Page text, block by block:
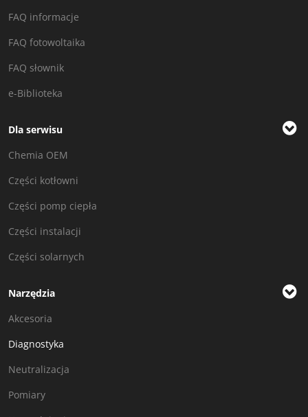
FAQ informacje
FAQ fotowoltaika
FAQ słownik
e-Biblioteka
Dla serwisu
Chemia OEM
Części kotłowni
Części pomp ciepła
Części instalacji
Części solarnych
Narzędzia
Akcesoria
Diagnostyka
Neutralizacja
Pomiary